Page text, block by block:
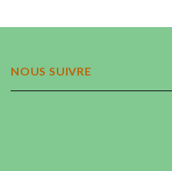
NOUS SUIVRE